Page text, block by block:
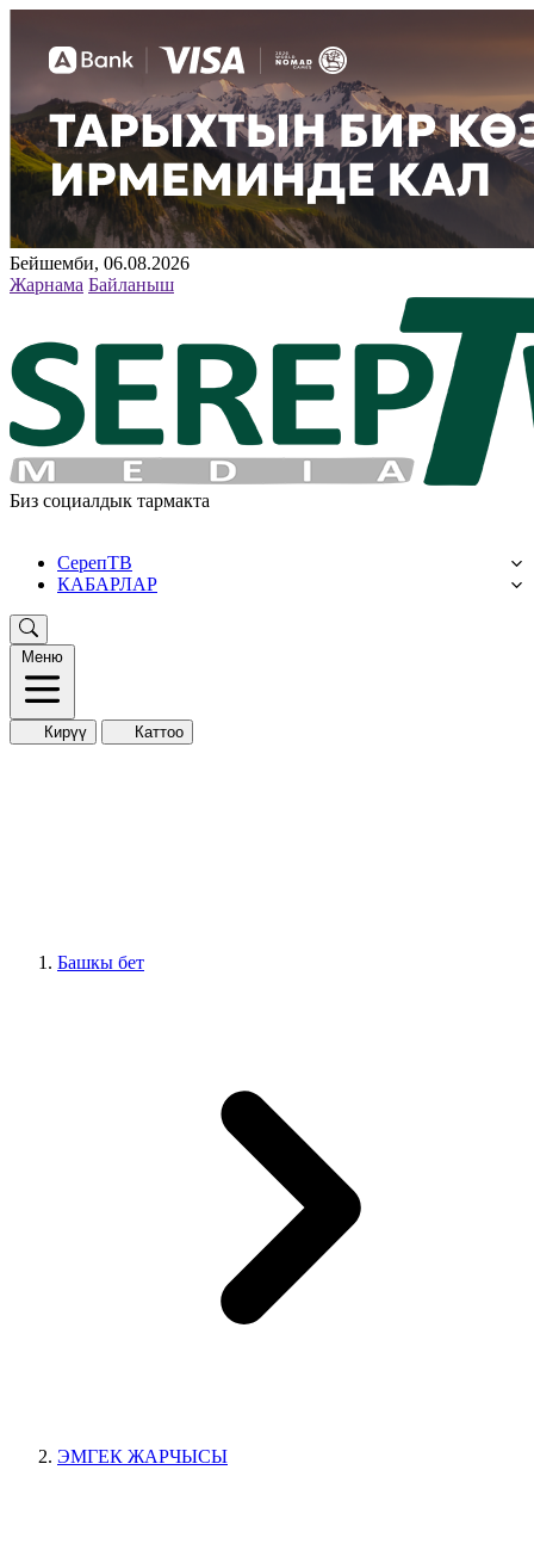
Бейшемби, 06.08.2026
Жарнама Байланыш
Биз социалдык тармакта
СерепТВ
КАБАРЛАР
Меню
Кирүү Каттоо
Башкы бет
ЭМГЕК ЖАРЧЫСЫ